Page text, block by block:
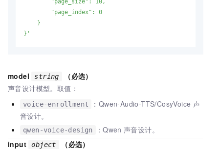
        "page_size": 10,
        "page_index": 0
    }
}'
model string
（必选）
声音设计模型。取值：
voice-enrollment ：Qwen-Audio-TTS/CosyVoice 声
音设计。
qwen-voice-design ：Qwen 声音设计。
input
object （必选）